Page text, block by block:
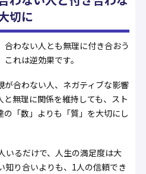
切に
合わない人とも無理に付き合おう
れは逆効果です。
が合わない人、ネガティブな影響
無理に関係を維持しても、スト
の「数」よりも「質」を大切にし
いるだけで、人生の満足度は大
知り合いよりも、1人の信頼でき